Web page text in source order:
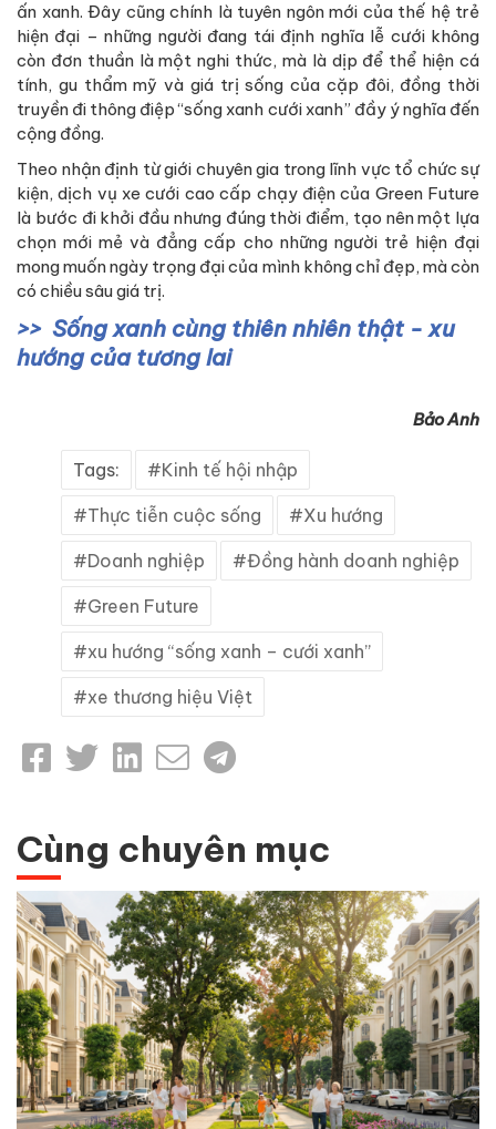
ấn xanh. Đây cũng chính là tuyên ngôn mới của thế hệ trẻ
hiện đại – những người đang tái định nghĩa lễ cưới không
còn đơn thuần là một nghi thức, mà là dịp để thể hiện cá
tính, gu thẩm mỹ và giá trị sống của cặp đôi, đồng thời
truyền đi thông điệp “sống xanh cưới xanh” đầy ý nghĩa đến
cộng đồng.
Theo nhận định từ giới chuyên gia trong lĩnh vực tổ chức sự
kiện, dịch vụ xe cưới cao cấp chạy điện của Green Future
là bước đi khởi đầu nhưng đúng thời điểm, tạo nên một lựa
chọn mới mẻ và đẳng cấp cho những người trẻ hiện đại
mong muốn ngày trọng đại của mình không chỉ đẹp, mà còn
có chiều sâu giá trị.
Sống xanh cùng thiên nhiên thật - xu
hướng của tương lai
Bảo Anh
Tags: Kinh tế hội nhập
Thực tiễn cuộc sống Xu hướng
Doanh nghiệp Đồng hành doanh nghiệp
Green Future
xu hướng “sống xanh – cưới xanh”
xe thương hiệu Việt
Cùng chuyên mục